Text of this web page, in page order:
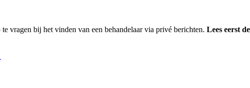
vragen bij het vinden van een behandelaar via privé berichten. Lees eerst